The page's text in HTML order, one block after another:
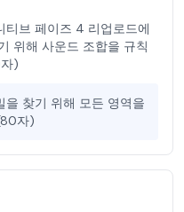
브 페이즈 4 리업로드에
위해 사운드 조합을 규칙
)
을 찾기 위해 모든 영역을
자)